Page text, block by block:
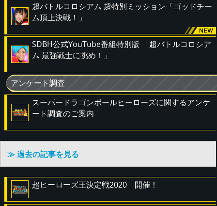
超バトルコロシアム 超特別ミッション「ゴッドチー
ム頂上決戦！」
SDBH公式YouTube番組特別版 「超バトルコロシア
ム 最強戦士に挑め！」
アンケート調査
スーパードラゴンボールヒーローズに関するアンケ
ート調査のご案内
≫ 過去の記事を見る
超ヒーローズ王決定戦2020 開催！